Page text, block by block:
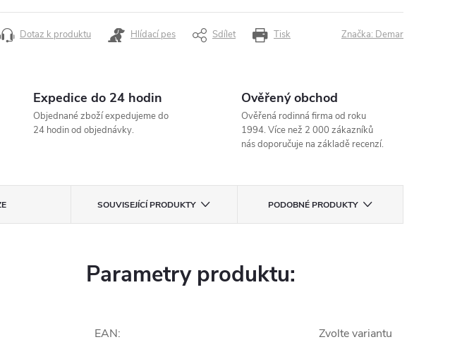
cena:
Tisk
Dotaz k produktu Hlídací pes Sdílet Značka: Demar
Expedice do 24 hodin
Objednané zboží expedujeme do
24 hodin od objednávky.
Ověřený obchod
Ověřená rodinná firma od roku
1994. Více než 2 000 zákazníků
nás doporučuje na základě recenzí.
SOUVISEJÍCÍ PRODUKTY PODOBNÉ PRODUKTY
Parametry produktu:
EAN: Zvolte variantu